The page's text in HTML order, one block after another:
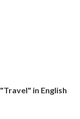
in English